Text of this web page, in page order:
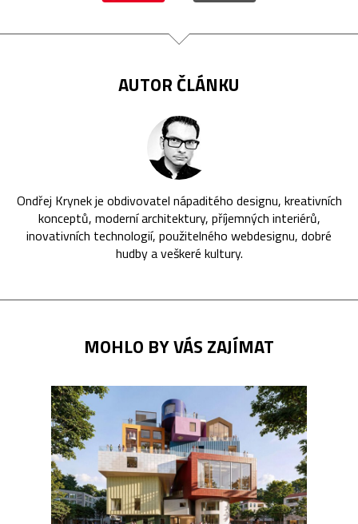
AUTOR ČLÁNKU
Ondřej Krynek je obdivovatel nápaditého designu, kreativních
konceptů, moderní architektury, příjemných interiérů,
inovativních technologií, použitelného webdesignu, dobré
hudby a veškeré kultury.
MOHLO BY VÁS ZAJÍMAT